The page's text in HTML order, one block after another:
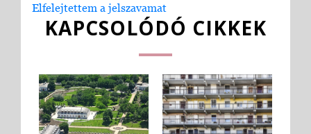
Elfelejtettem a jelszavamat
KAPCSOLÓDÓ CIKKEK